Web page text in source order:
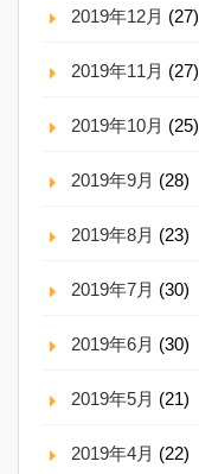
2019年12月 (27)
2019年11月 (27)
2019年10月 (25)
2019年9月 (28)
2019年8月 (23)
2019年7月 (30)
2019年6月 (30)
2019年5月 (21)
2019年4月 (22)